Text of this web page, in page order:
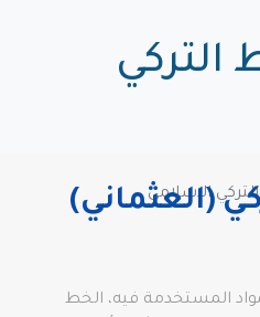
التركي
(العثماني)
المستخدمة فيه، الخط